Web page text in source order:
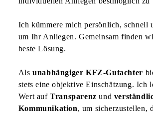
Ich kümmere mich persönlich, schnell
um Ihr Anliegen. Gemeinsam finden
beste Lösung.
Alsunabhängiger KFZ-Gutachter
stets eine objektive Einschätzung. Ich
Wert aufTransparenz und
Kommunikation, um sicherzustellen,